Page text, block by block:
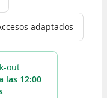
adaptados
out